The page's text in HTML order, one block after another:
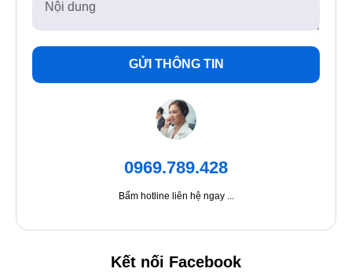
GỬI THÔNG TIN
0969.789.428
Bấm hotline liên hệ ngay ...
Kết nối Facebook